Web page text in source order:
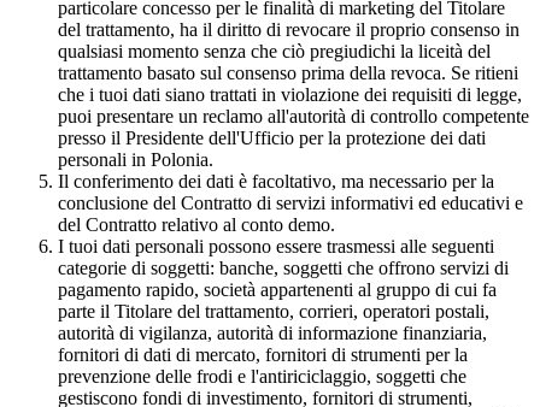
particolare concesso per le finalità di marketing del Titolare
del trattamento, ha il diritto di revocare il proprio consenso in
qualsiasi momento senza che ciò pregiudichi la liceità del
trattamento basato sul consenso prima della revoca. Se ritieni
che i tuoi dati siano trattati in violazione dei requisiti di legge,
puoi presentare un reclamo all'autorità di controllo competente
presso il Presidente dell'Ufficio per la protezione dei dati
personali in Polonia.
Il conferimento dei dati è facoltativo, ma necessario per la
conclusione del Contratto di servizi informativi ed educativi e
del Contratto relativo al conto demo.
I tuoi dati personali possono essere trasmessi alle seguenti
categorie di soggetti: banche, soggetti che offrono servizi di
pagamento rapido, società appartenenti al gruppo di cui fa
parte il Titolare del trattamento, corrieri, operatori postali,
autorità di vigilanza, autorità di informazione finanziaria,
fornitori di dati di mercato, fornitori di strumenti per la
prevenzione delle frodi e l'antiriciclaggio, soggetti che
gestiscono fondi di investimento, fornitori di strumenti,